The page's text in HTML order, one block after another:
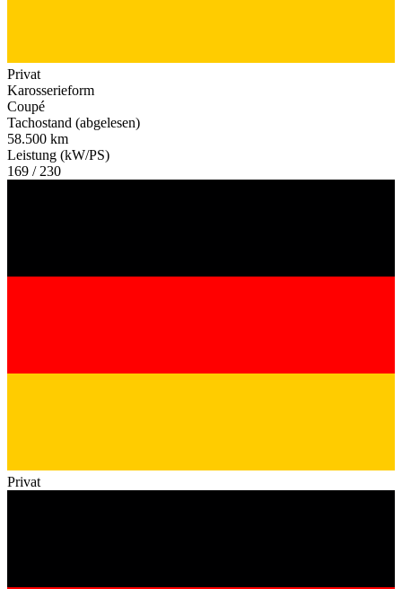
Privat
Karosserieform
Coupé
Tachostand (abgelesen)
58.500 km
Leistung (kW/PS)
169 / 230
Privat